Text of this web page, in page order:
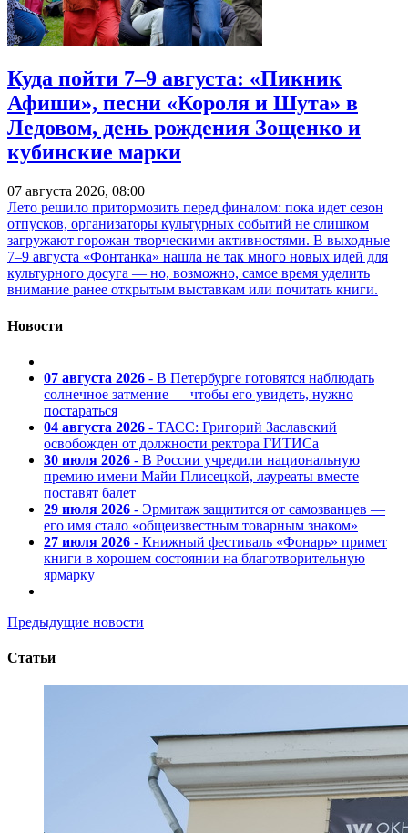
Куда пойти 7–9 августа: «Пикник
Афиши», песни «Короля и Шута» в
Ледовом, день рождения Зощенко и
кубинские марки
07 августа 2026, 08:00
Лето решило притормозить перед финалом: пока идет сезон
отпусков, организаторы культурных событий не слишком
загружают горожан творческими активностями. В выходные
7–9 августа «Фонтанка» нашла не так много новых идей для
культурного досуга — но, возможно, самое время уделить
внимание ранее открытым выставкам или почитать книги.
Новости
07 августа 2026 - В Петербурге готовятся наблюдать
солнечное затмение — чтобы его увидеть, нужно
постараться
04 августа 2026 - ТАСС: Григорий Заславский
освобожден от должности ректора ГИТИСа
30 июля 2026 - В России учредили национальную
премию имени Майи Плисецкой, лауреаты вместе
поставят балет
29 июля 2026 - Эрмитаж защитится от самозванцев —
его имя стало «общеизвестным товарным знаком»
27 июля 2026 - Книжный фестиваль «Фонарь» примет
книги в хорошем состоянии на благотворительную
ярмарку
Предыдущие новости
Статьи